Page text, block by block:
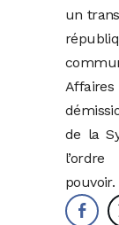
un
de la
pouvoir.